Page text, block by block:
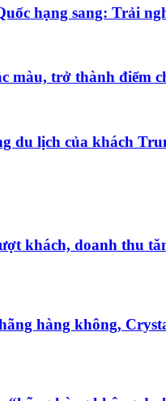
hạng sang: Trải
màu, trở thành điểm
du lịch của khách
khách, doanh thu
hàng không,